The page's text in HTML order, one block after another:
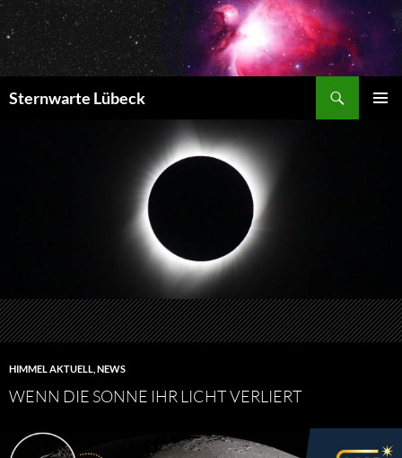
Zum
Inhalt
springen
Sternwarte Lübeck
HIMMEL AKTUELL NEWS
WENN DIE SONNE IHR LICHT VERLIERT